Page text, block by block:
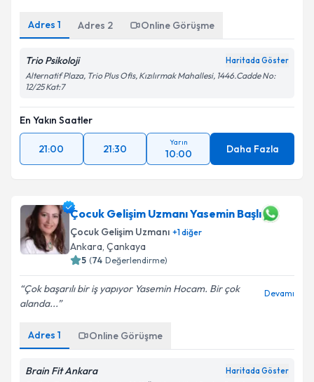
Adres 1 Adres 2 Online Görüşme
Trio Psikoloji Haritada Göster
Alternatif Plaza, Trio Plus Ofis, Kızılırmak Mahallesi, 1446.Cadde No:
12/25 Kat:7
En Yakın Saatler
21:00 21:30
Yarın
10:00 Daha Fazla
Çocuk Gelişim Uzmanı Yasemin Başlı
Çocuk Gelişim Uzmanı +1diğer
Ankara, Çankaya
5 (74 Değerlendirme)
Çok başarılı bir iş yapıyor Yasemin Hocam. Bir çok
alanda...
Devamı
Adres 1 Online Görüşme
Brain Fit Ankara Haritada Göster